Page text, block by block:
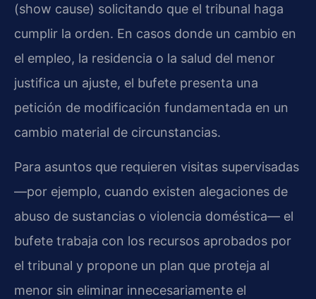
(show cause) solicitando que el tribunal haga
cumplir la orden. En casos donde un cambio en
el empleo, la residencia o la salud del menor
justifica un ajuste, el bufete presenta una
petición de modificación fundamentada en un
cambio material de circunstancias.
Para asuntos que requieren visitas supervisadas
—por ejemplo, cuando existen alegaciones de
abuso de sustancias o violencia doméstica— el
bufete trabaja con los recursos aprobados por
el tribunal y propone un plan que proteja al
menor sin eliminar innecesariamente el